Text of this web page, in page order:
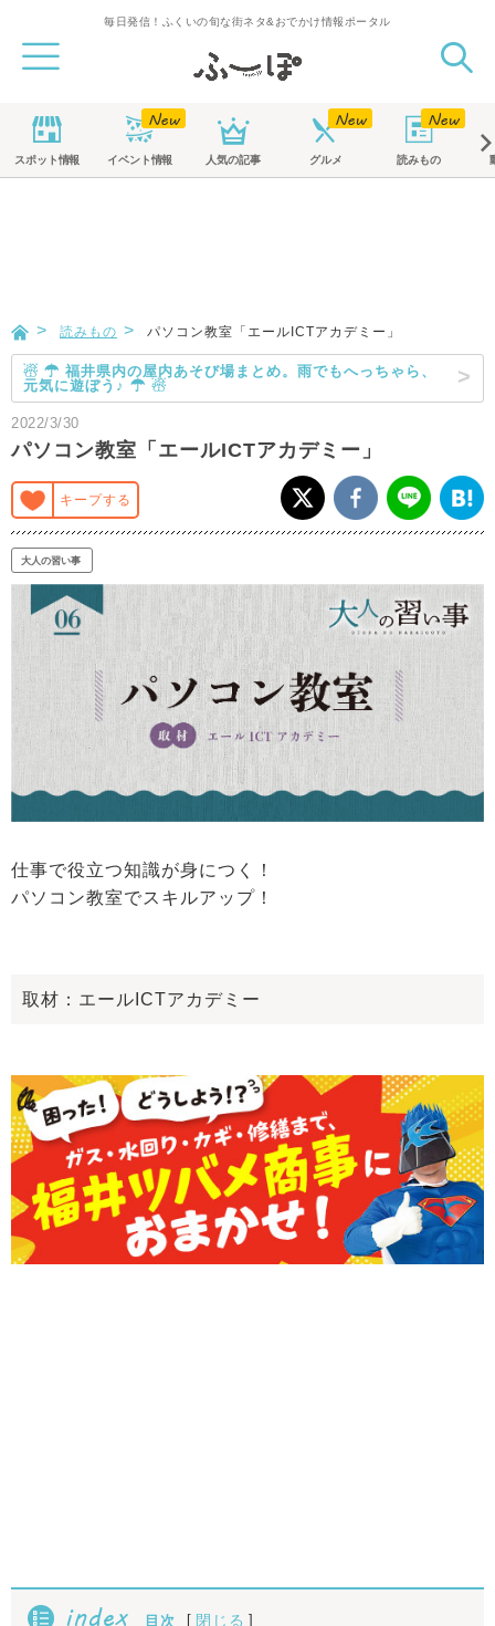
毎日発信！ふくいの旬な街ネタ&おでかけ情報ポータル
スポット情報 イベント情報 人気の記事 グルメ 読みもの
読みもの パソコン教室「エールICTアカデミー」
☃ ☂ 福井県内の屋内あそび場まとめ。雨でもへっちゃら、
元気に遊ぼう♪ ☂ ☃
2022/3/30
パソコン教室「エールICTアカデミー」
キープする
大人の習い事
仕事で役立つ知識が身につく！
パソコン教室でスキルアップ！
取材：エールICTアカデミー
index 目次 [ 閉じる ]